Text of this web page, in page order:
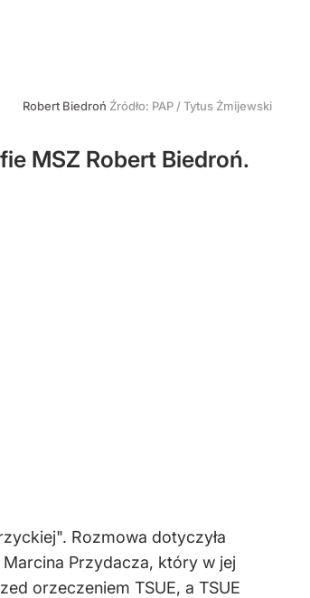
Robert Biedroń Źródło: PAP /Tytus Żmijewski
MSZ Robert Biedroń.
Rozmowa dotyczyła
Przydacza, który w jej
orzeczeniem TSUE, a TSUE